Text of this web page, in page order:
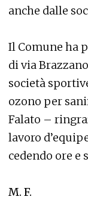
anche dalle
Il Comune ha
di via
società
ozono per
Falato –
lavoro
cedendo ore e
M. F.